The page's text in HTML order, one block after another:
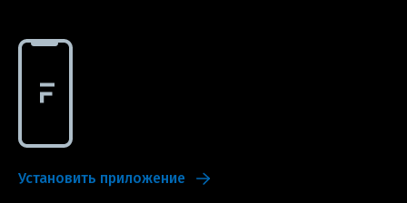
Установить приложение